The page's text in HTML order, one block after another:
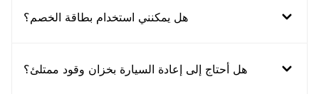
هل يمكنني استخدام بطاقة الخصم؟
هل أحتاج إلى إعادة السيارة بخزان وقود ممتلئ؟